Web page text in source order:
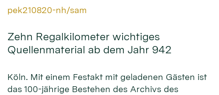
Von:
pek210820-nh/sam
Zehn Regalkilometer wichtiges
Quellenmaterial ab dem Jahr 942
Köln. Mit einem Festakt mit geladenen Gästen ist
das 100-jährige Bestehen des Archivs des